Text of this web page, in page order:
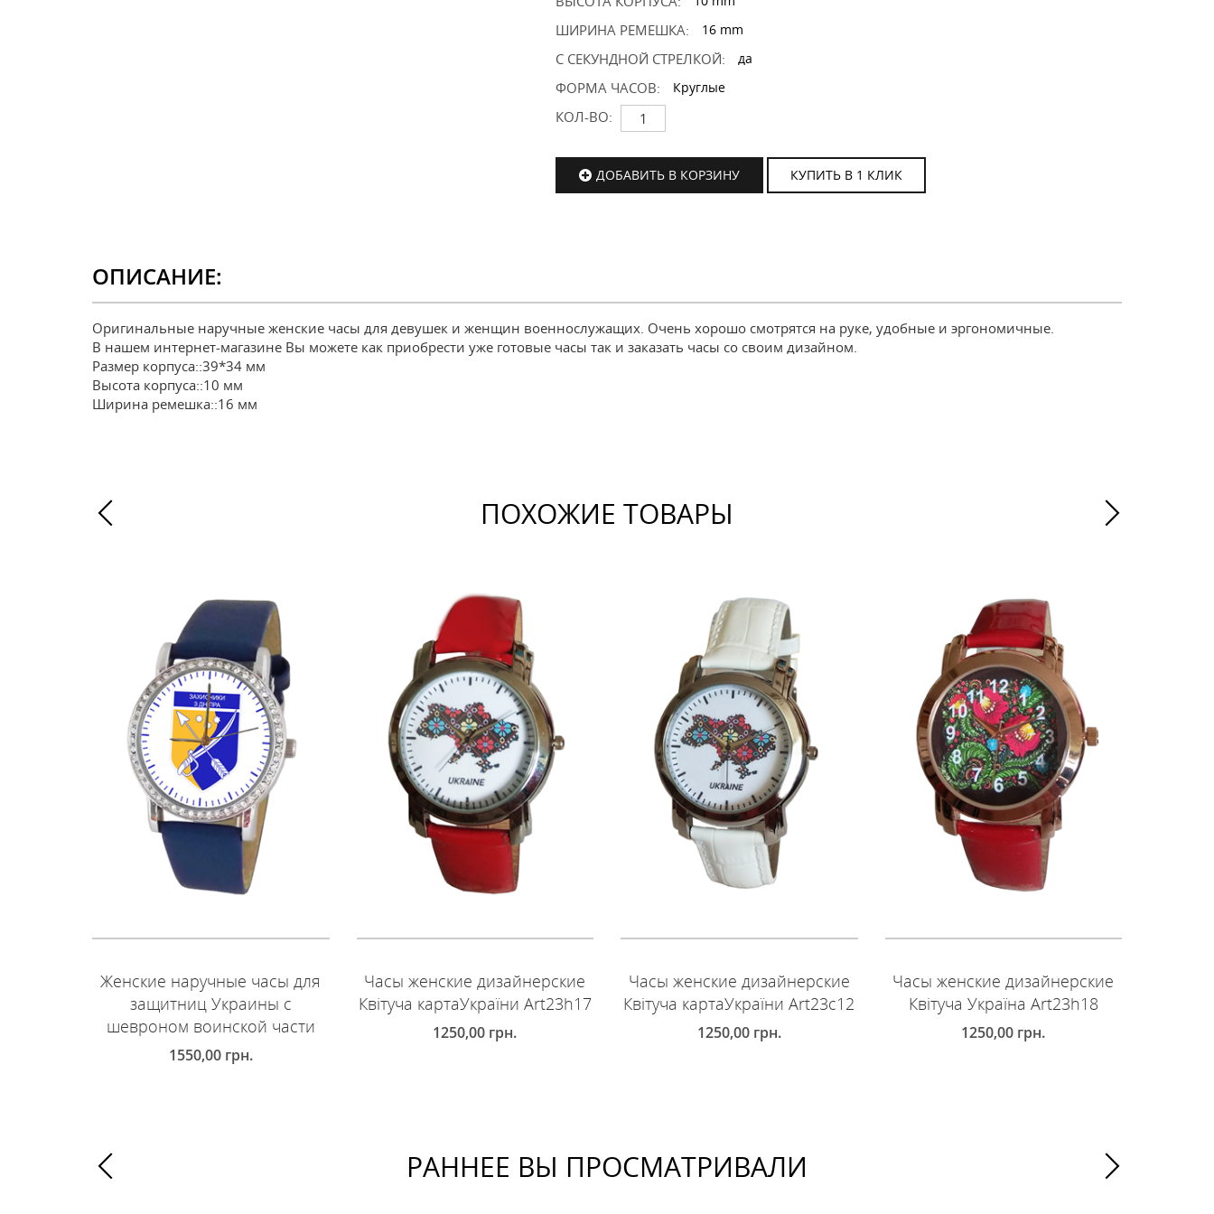
ШИРИНА РЕМЕШКА: 16 mm
С СЕКУНДНОЙ СТРЕЛКОЙ: да
ФОРМА ЧАСОВ: Круглые
КОЛ-ВО:
ДОБАВИТЬ В КОРЗИНУ КУПИТЬ В 1 КЛИК
ОПИСАНИЕ:
Оригинальные наручные женские часы для девушек и женщин военнослужащих. Очень хорошо смотрятся на руке, удобные и эргономичные.
В нашем интернет-магазине Вы можете как приобрести уже готовые часы так и заказать часы со своим дизайном.
Размер корпуса::39*34 мм
Высота корпуса::10 мм
Ширина ремешка::16 мм
ПОХОЖИЕ ТОВАРЫ
Женские наручные часы для
защитниц Украины с
шевроном воинской части
1550,00 грн.
Часы женские дизайнерские
Квітуча картаУкраїни Art23h17
1250,00 грн.
Часы женские дизайнерские
Квітуча картаУкраїни Art23c12
1250,00 грн.
Часы женские дизайнерские
Квітуча Україна Art23h18
1250,00 грн.
РАННЕЕ ВЫ ПРОСМАТРИВАЛИ